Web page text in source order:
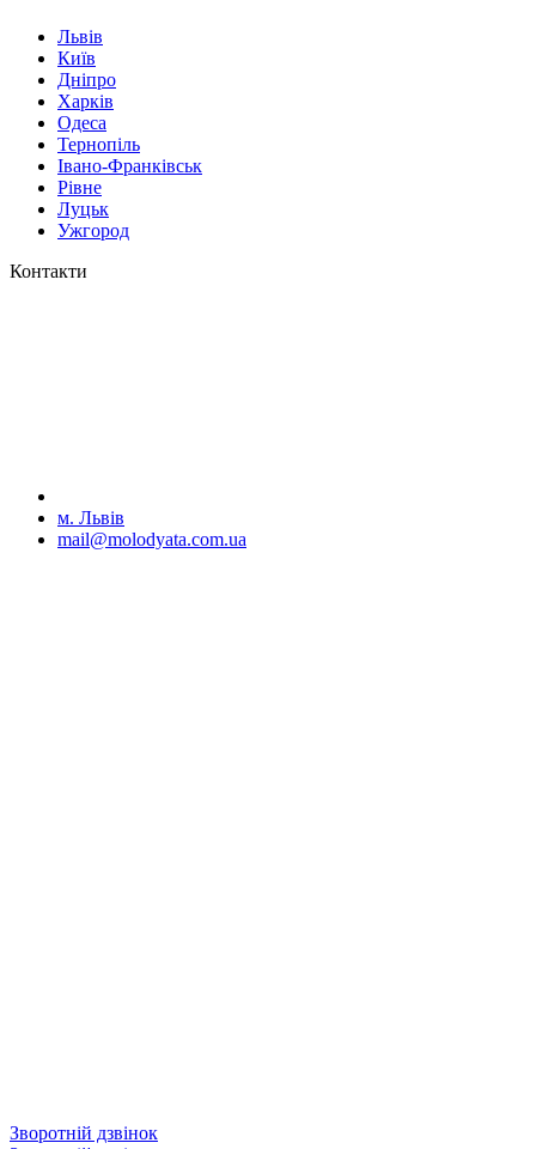
Львів
Київ
Дніпро
Харків
Одеса
Тернопіль
Івано-Франківськ
Рівне
Луцьк
Ужгород
Контакти
м. Львів
mail@molodyata.com.ua
Зворотній дзвінок